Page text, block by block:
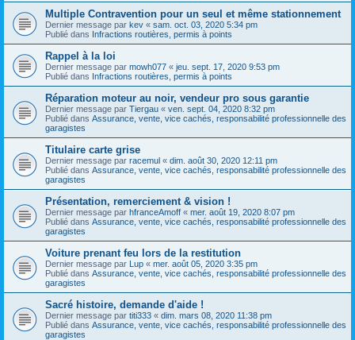
Multiple Contravention pour un seul et même stationnement
Dernier message par kev « sam. oct. 03, 2020 5:34 pm
Publié dans Infractions routières, permis à points
Rappel à la loi
Dernier message par mowh077 « jeu. sept. 17, 2020 9:53 pm
Publié dans Infractions routières, permis à points
Réparation moteur au noir, vendeur pro sous garantie
Dernier message par Tiergau « ven. sept. 04, 2020 8:32 pm
Publié dans Assurance, vente, vice cachés, responsabilité professionnelle des
garagistes
Titulaire carte grise
Dernier message par racemul « dim. août 30, 2020 12:11 pm
Publié dans Assurance, vente, vice cachés, responsabilité professionnelle des
garagistes
Présentation, remerciement & vision !
Dernier message par hfranceAmoff « mer. août 19, 2020 8:07 pm
Publié dans Assurance, vente, vice cachés, responsabilité professionnelle des
garagistes
Voiture prenant feu lors de la restitution
Dernier message par Lup « mer. août 05, 2020 3:35 pm
Publié dans Assurance, vente, vice cachés, responsabilité professionnelle des
garagistes
Sacré histoire, demande d'aide !
Dernier message par titi333 « dim. mars 08, 2020 11:38 pm
Publié dans Assurance, vente, vice cachés, responsabilité professionnelle des
garagistes